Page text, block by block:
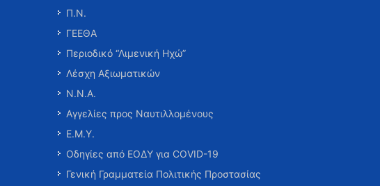
Π.Ν.
ΓΕΕΘΑ
Περιοδικό “Λιμενική Ηχώ”
Λέσχη Αξιωματικών
Ν.Ν.Α.
Αγγελίες προς Ναυτιλλομένους
Ε.Μ.Υ.
Οδηγίες από ΕΟΔΥ για COVID-19
Γενική Γραμματεία Πολιτικής Προστασίας